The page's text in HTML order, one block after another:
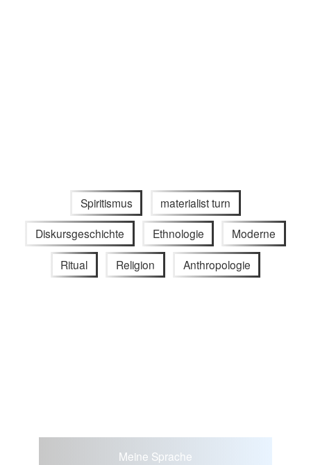
Spiritismus materialist turn
Diskursgeschichte Ethnologie Moderne
Ritual Religion Anthropologie
Meine Sprache